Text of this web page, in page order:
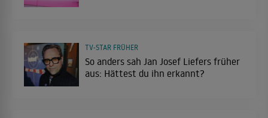
So anders sah Jan Josef Liefers früher
aus: Hättest du ihn erkannt?
TV-STAR FRÜHER